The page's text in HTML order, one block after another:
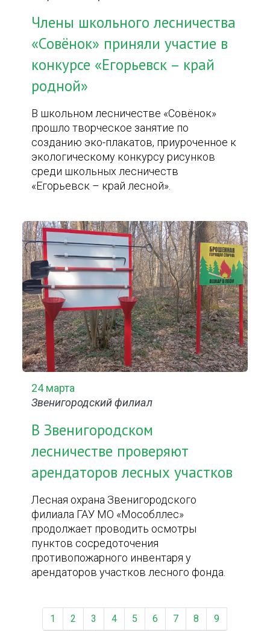
Члены школьного лесничества
«Совёнок» приняли участие в
конкурсе «Егорьевск – край
родной»
В школьном лесничестве «Совёнок»
прошло творческое занятие по
созданию эко-плакатов, приуроченное к
экологическому конкурсу рисунков
среди школьных лесничеств
«Егорьевск – край лесной».
24 марта
Звенигородский филиал
В Звенигородском
лесничестве проверяют
арендаторов лесных участков
Лесная охрана Звенигородского
филиала ГАУ МО «Мособллес»
продолжает проводить осмотры
пунктов сосредоточения
противопожарного инвентаря у
арендаторов участков лесного фонда.
1 2 3 4 5 6 7 8
9